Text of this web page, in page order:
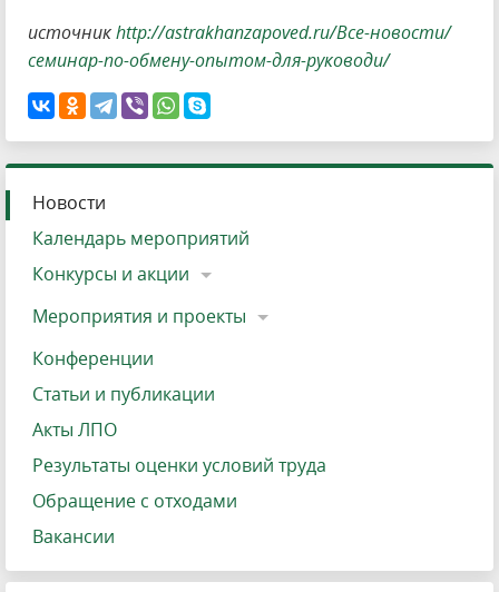
источникhttp://astrakhanzapoved.ru/Все-новости/
семинар-по-обмену-опытом-для-руководи/
Новости
Календарь мероприятий
Конкурсы и акции
Мероприятия и проекты
Конференции
Статьи и публикации
Акты ЛПО
Результаты оценки условий труда
Обращение с отходами
Вакансии